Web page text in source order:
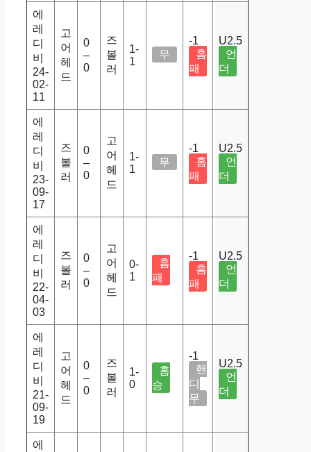
에
레
디
비
24-
02-
11
고
어
헤
드
0
–
0
즈
볼
러
1-
1
무
-1
홈
패
U2.5
언
더
에
레
디
비
23-
09-
17
즈
볼
러
0
–
0
고
어
헤
드
1-
1
무
-1
홈
패
U2.5
언
더
에
레
디
비
22-
04-
03
즈
볼
러
0
–
0
고
어
헤
드
0-
1
홈
패
-1
홈
패
U2.5
언
더
에
레
디
비
21-
09-
19
고
어
헤
드
0
–
0
즈
볼
러
1-
0
홈
승
-1
핸
디
무
U2.5
언
더
에